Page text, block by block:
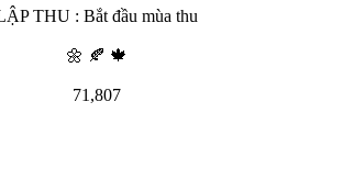
THU : Bắt đầu mùa thu
🌼 🍂 🍁
71,807